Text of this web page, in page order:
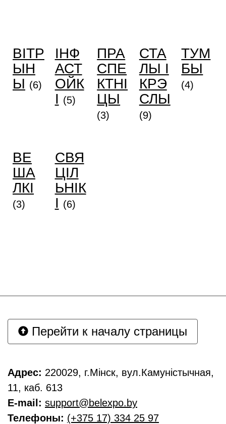
ВІТР
ЫН
Ы (6)
ІНФ
АСТ
ОЙК
І (5)
ПРА
СПЕ
КТНІ
ЦЫ
(3)
СТА
ЛЫ І
КРЭ
СЛЫ
(9)
ТУМ
БЫ
(4)
ВЕ
ША
ЛКІ
(3)
СВЯ
ЦІЛ
ЬНІК
І (6)
Перейти к началу страницы
Адрес: 220029, г.Мінск, вул.Камуністычная,
11, каб. 613
E-mail: support@belexpo.by
Телефоны: (+375 17) 334 25 97